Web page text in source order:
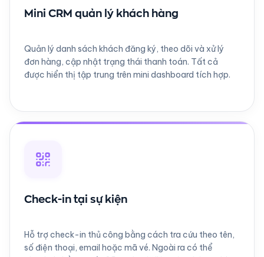
Mini CRM quản lý khách hàng
Quản lý danh sách khách đăng ký, theo dõi và xử lý
đơn hàng, cập nhật trạng thái thanh toán. Tất cả
được hiển thị tập trung trên mini dashboard tích hợp.
Check-in tại sự kiện
Hỗ trợ check-in thủ công bằng cách tra cứu theo tên,
số điện thoại, email hoặc mã vé. Ngoài ra có thể